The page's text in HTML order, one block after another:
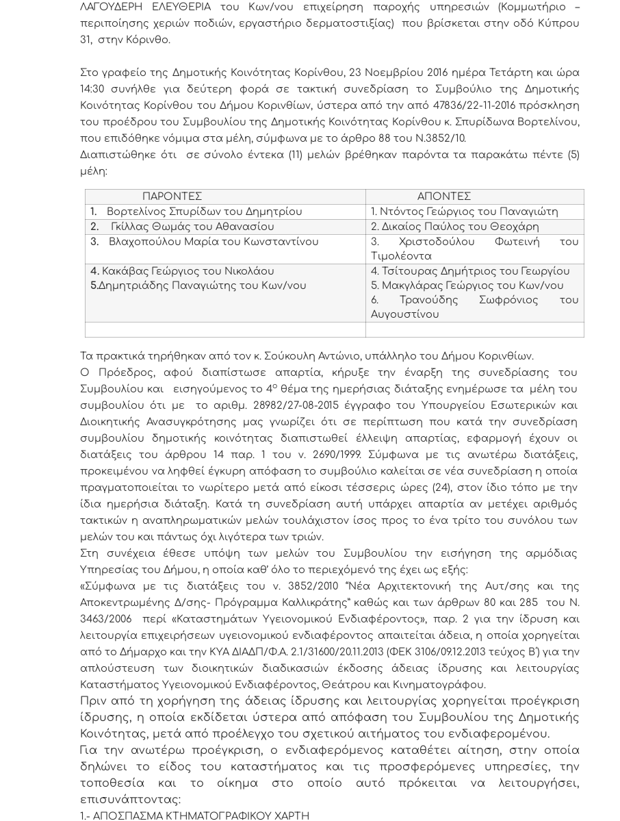
ΛΑΓΟΥΔΕΡΗ ΕΛΕΥΘΕΡΙΑ του Κων/νου επιχείρηση παροχής υπηρεσιών (Κομμωτήριο –
περιποίησης χεριών ποδιών, εργαστήριο δερματοστιξίας) που βρίσκεται στην οδό Κύπρου
31, στην Κόρινθο.
Στο γραφείο της Δημοτικής Κοινότητας Κορίνθου, 23 Νοεμβρίου 2016 ημέρα Τετάρτη και ώρα
14:30 συνήλθε για δεύτερη φορά σε τακτική συνεδρίαση το Συμβούλιο της Δημοτικής
Κοινότητας Κορίνθου του Δήμου Κορινθίων, ύστερα από την από 47836/22-11-2016 πρόσκληση
του προέδρου του Συμβουλίου της Δημοτικής Κοινότητας Κορίνθου κ. Σπυρίδωνα Βορτελίνου,
που επιδόθηκε νόμιμα στα μέλη, σύμφωνα με το άρθρο 88 του Ν.3852/10.
Διαπιστώθηκε ότι σε σύνολο έντεκα (11) μελών βρέθηκαν παρόντα τα παρακάτω πέντε (5)
μέλη:
ΠΑΡΟΝΤΕΣ
ΑΠΟΝΤΕΣ
1.
Βορτελίνος Σπυρίδων του Δημητρίου
1. Ντόντος Γεώργιος του Παναγιώτη
2.
Γκίλλας Θωμάς του Αθανασίου
2. Δικαίος Παύλος του Θεοχάρη
3.
Βλαχοπούλου Μαρία του Κωνσταντίνου
3. Χριστοδούλου Φωτεινή του
Τιμολέοντα
4. Κακάβας Γεώργιος του Νικολάου
5.Δημητριάδης Παναγιώτης του Κων/νου
4. Τσίτουρας Δημήτριος του Γεωργίου
5. Μακγλάρας Γεώργιος του Κων/νου
6. Τρανούδης Σωφρόνιος του
Αυγουστίνου
Τα πρακτικά τηρήθηκαν από τον κ. Σούκουλη Αντώνιο, υπάλληλο του Δήμου Κορινθίων.
Ο Πρόεδρος, αφού διαπίστωσε απαρτία, κήρυξε την έναρξη της συνεδρίασης του
Συμβουλίου και εισηγούμενος το 4ο θέμα της ημερήσιας διάταξης ενημέρωσε τα μέλη του
συμβουλίου ότι με το αριθμ. 28982/27-08-2015 έγγραφο του Υπουργείου Εσωτερικών και
Διοικητικής Ανασυγκρότησης μας γνωρίζει ότι σε περίπτωση που κατά την συνεδρίαση
συμβουλίου δημοτικής κοινότητας διαπιστωθεί έλλειψη απαρτίας, εφαρμογή έχουν οι
διατάξεις του άρθρου 14 παρ. 1 του ν. 2690/1999. Σύμφωνα με τις ανωτέρω διατάξεις,
προκειμένου να ληφθεί έγκυρη απόφαση το συμβούλιο καλείται σε νέα συνεδρίαση η οποία
πραγματοποιείται το νωρίτερο μετά από είκοσι τέσσερις ώρες (24), στον ίδιο τόπο με την
ίδια ημερήσια διάταξη. Κατά τη συνεδρίαση αυτή υπάρχει απαρτία αν μετέχει αριθμός
τακτικών η αναπληρωματικών μελών τουλάχιστον ίσος προς το ένα τρίτο του συνόλου των
μελών του και πάντως όχι λιγότερα των τριών.
Στη συνέχεια έθεσε υπόψη των μελών του Συμβουλίου την εισήγηση της αρμόδιας
Υπηρεσίας του Δήμου, η οποία καθ’ όλο το περιεχόμενό της έχει ως εξής:
«Σύμφωνα με τις διατάξεις του ν. 3852/2010 “Νέα Αρχιτεκτονική της Αυτ/σης και της
Αποκεντρωμένης Δ/σης- Πρόγραμμα Καλλικράτης” καθώς και των άρθρων 80 και 285 του Ν.
3463/2006 περί «Καταστημάτων Υγειονομικού Ενδιαφέροντος», παρ. 2 για την ίδρυση και
λειτουργία επιχειρήσεων υγειονομικού ενδιαφέροντος απαιτείται άδεια, η οποία χορηγείται
από το Δήμαρχο και την ΚΥΑ ΔΙΑΔΠ/Φ.Α. 2.1/31600/20.11.2013 (ΦΕΚ 3106/09.12.2013 τεύχος Β΄) για την
απλούστευση των διοικητικών διαδικασιών έκδοσης άδειας ίδρυσης και λειτουργίας
Καταστήματος Υγειονομικού Ενδιαφέροντος, Θεάτρου και Κινηματογράφου.
Πριν από τη χορήγηση της άδειας ίδρυσης και λειτουργίας χορηγείται προέγκριση
ίδρυσης, η οποία εκδίδεται ύστερα από απόφαση του Συμβουλίου της Δημοτικής
Κοινότητας, μετά από προέλεγχο του σχετικού αιτήματος του ενδιαφερομένου.
Για την ανωτέρω προέγκριση, ο ενδιαφερόμενος καταθέτει αίτηση, στην οποία
δηλώνει το είδος του καταστήματος και τις προσφερόμενες υπηρεσίες, την
τοποθεσία και το οίκημα στο οποίο αυτό πρόκειται να λειτουργήσει,
επισυνάπτοντας:
1.- ΑΠΟΣΠΑΣΜΑ ΚΤΗΜΑΤΟΓΡΑΦΙΚΟΥ ΧΑΡΤΗ